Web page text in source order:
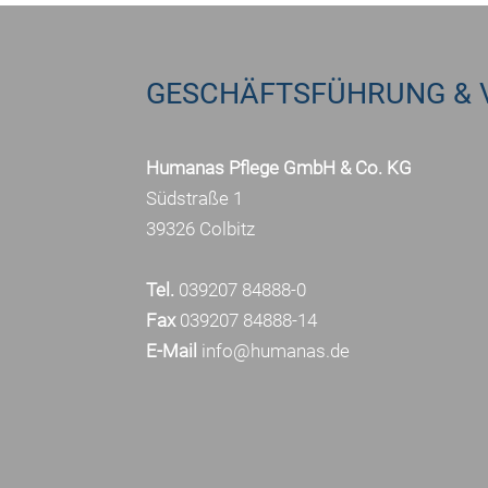
GESCHÄFTSFÜHRUNG &
Humanas Pflege GmbH & Co. KG
Südstraße 1
39326 Colbitz
Tel. 039207 84888-0
Fax039207 84888-14
E-Mail info@humanas.de